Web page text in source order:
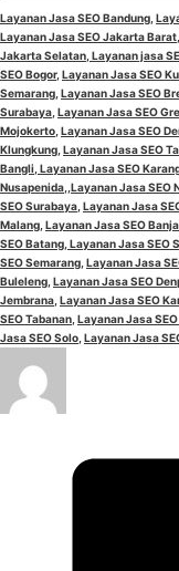
Layanan Jasa SEO Bandung
Layanan Jasa SEO Jakarta Barat
Jakarta Selatan Layanan jasa
SEO Bogor, Layanan Jasa SEO
Semarang Layanan Jasa SEO
Surabaya Layanan Jasa SEO
Mojokerto Layanan Jasa SEO
Klungkung Layanan Jasa SEO
Bangli Layanan Jasa SEO
Nusapenida Layanan Jasa SEO
SEO Surabaya Layanan Jasa
Malang Layanan Jasa SEO
SEO Batang, Layanan Jasa SEO
SEO Semarang Layanan Jasa
Buleleng Layanan Jasa SEO
Jembrana Layanan Jasa SEO
SEO Tabanan Layanan Jasa
Jasa SEO Solo Layanan Jasa